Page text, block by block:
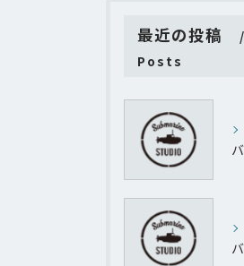
最近の投稿
Posts